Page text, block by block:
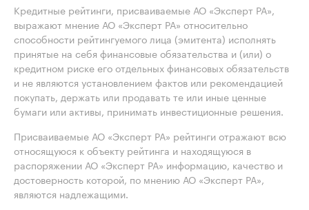
Кредитные рейтинги, присваиваемые АО «Эксперт РА»,
выражают мнение АО «Эксперт РА» относительно
способности рейтингуемого лица (эмитента) исполнять
принятые на себя финансовые обязательства и (или) о
кредитном риске его отдельных финансовых обязательств
и не являются установлением фактов или рекомендацией
покупать, держать или продавать те или иные ценные
бумаги или активы, принимать инвестиционные решения.
Присваиваемые АО «Эксперт РА» рейтинги отражают всю
относящуюся к объекту рейтинга и находящуюся в
распоряжении АО «Эксперт РА» информацию, качество и
достоверность которой, по мнению АО «Эксперт РА»,
являются надлежащими.